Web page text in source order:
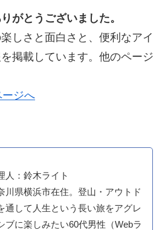
がとうございました。
しさと面白さと、便利なアイ
掲載しています。他のページ
ジへ
人：鈴木ライト
川県横浜市在住。登山・アウトド
通して人生という長い旅をアグレ
ブに楽しみたい60代男性（Webラ